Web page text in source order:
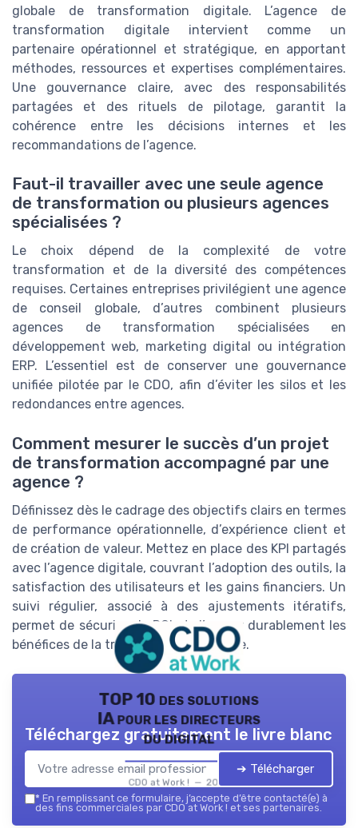
globale de transformation digitale. L’agence de
transformation digitale intervient comme un
partenaire opérationnel et stratégique, en apportant
méthodes, ressources et expertises complémentaires.
Une gouvernance claire, avec des responsabilités
partagées et des rituels de pilotage, garantit la
cohérence entre les décisions internes et les
recommandations de l’agence.
Faut-il travailler avec une seule agence
de transformation ou plusieurs agences
spécialisées ?
Le choix dépend de la complexité de votre
transformation et de la diversité des compétences
requises. Certaines entreprises privilégient une agence
de conseil globale, d’autres combinent plusieurs
agences de transformation spécialisées en
développement web, marketing digital ou intégration
ERP. L’essentiel est de conserver une gouvernance
unifiée pilotée par le CDO, afin d’éviter les silos et les
redondances entre agences.
Comment mesurer le succès d’un projet
de transformation accompagné par une
agence ?
Définissez dès le cadrage des objectifs clairs en termes
de performance opérationnelle, d’expérience client et
de création de valeur. Mettez en place des KPI partagés
avec l’agence digitale, couvrant l’adoption des outils, la
satisfaction des utilisateurs et les gains financiers. Un
suivi régulier, associé à des ajustements itératifs,
permet de sécuriser le ROI et d’ancrer durablement les
bénéfices de la transformation digitale.
TOP 10 des solutions
IA pour les directeurs
du digital
CDO at Work ! — 2026
Téléchargez gratuitement le livre blanc
➔ Télécharger
* En remplissant ce formulaire, j’accepte d’être contacté(e) à
des fins commerciales par CDO at Work ! et ses partenaires.